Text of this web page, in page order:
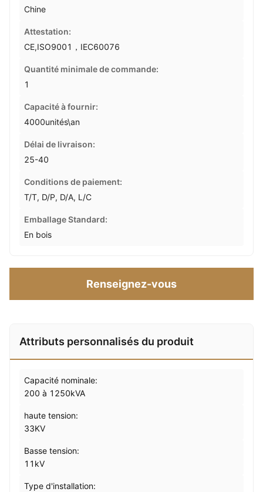
Chine
Attestation:
CE,ISO9001，IEC60076
Quantité minimale de commande:
1
Capacité à fournir:
4000unités\an
Délai de livraison:
25-40
Conditions de paiement:
T/T, D/P, D/A, L/C
Emballage Standard:
En bois
Renseignez-vous
Attributs personnalisés du produit
Capacité nominale:
200 à 1250kVA
haute tension:
33KV
Basse tension:
11kV
Type d'installation: